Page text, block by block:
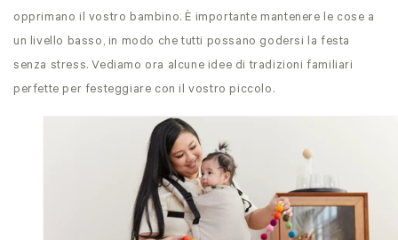
opprimano il vostro bambino. È importante mantenere le cose a
un livello basso, in modo che tutti possano godersi la festa
senza stress. Vediamo ora alcune idee di tradizioni familiari
perfette per festeggiare con il vostro piccolo.